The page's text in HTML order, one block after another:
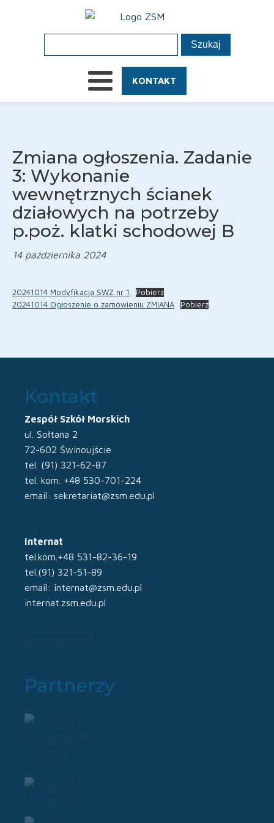
KONTAKT
Zmiana ogłoszenia. Zadanie
3: Wykonanie
wewnętrznych ścianek
działowych na potrzeby
p.poż. klatki schodowej B
14 października 2024
20241014 Modyfikacja SWZ nr 1
Pobierz
20241014 Ogłoszenie o zamówieniu ZMIANA
Pobierz
Kontakt
Zespół Szkół Morskich
ul. Sołtana 2
72-602 Świnoujście
tel. (91) 321-62-87
tel. kom. +48 530-701-224
email: sekretariat@zsm.edu.pl
Internat
tel.kom.+48 531-82-36-19
tel.(91) 321-51-89
email: internat@zsm.edu.pl
internat.zsm.edu.pl
Partnerzy